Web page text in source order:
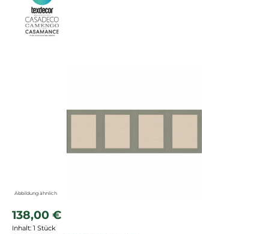
Abbildung ähnlich
Regulärer Preis:
138,00 €
Inhalt: 1 Stück